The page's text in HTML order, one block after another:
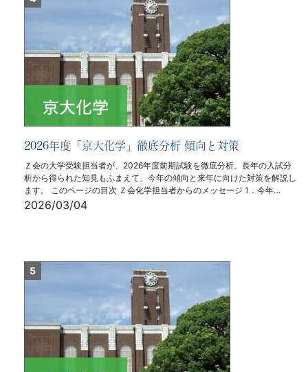
2026年度「京大化学」徹底分析 傾向と対策
Ｚ会の大学受験担当者が、2026年度前期試験を徹底分析。長年の入試分
析から得られた知見もふまえて、今年の傾向と来年に向けた対策を解説し
ます。 このページの目次 Ｚ会化学担当者からのメッセージ 1．今年…
2026/03/04